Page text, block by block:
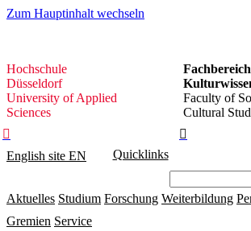
Zum Hauptinhalt wechseln
Hochschule
Düsseldorf
Hochschule
Düsseldorf
University of Applied
Sciences
Faculty of
Cultural


English site EN Quicklinks
Aktuelles Studium Forschung Weiterbildung
Gremien Service